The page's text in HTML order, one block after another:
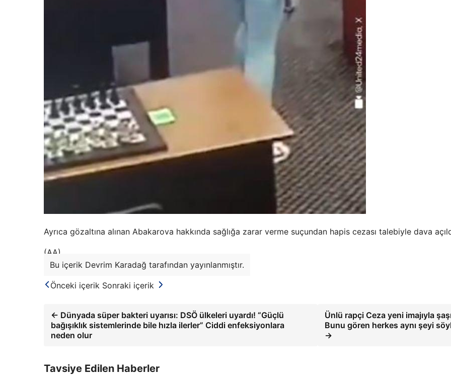
Ayrıca gözaltına alınan Abakarova hakkında sağlığa zarar verme suçundan hapis cezası talebiyle dava
(AA)
Bu içerik Devrim Karadağ tarafından yayınlanmıştır.
Önceki içerik Sonraki içerik
← Dünyada süper bakteri uyarısı: DSÖ ülkeleri uyardı! “Güçlü
bağışıklık sistemlerinde bile hızla ilerler” Ciddi enfeksiyonlara
neden olur
Ünlü rapçi Ceza yeni imajıyla
Bunu gören herkes aynı şeyi
→
Tavsiye Edilen Haberler